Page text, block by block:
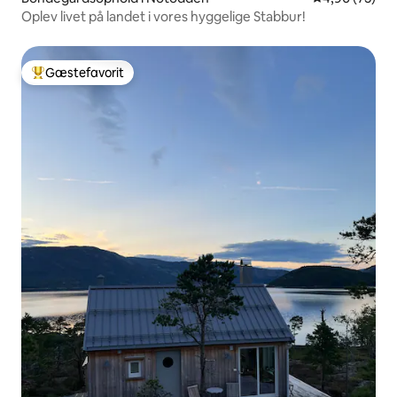
Oplev livet på landet i vores hyggelige Stabbur!
Bedste gæstefavorit
Gæstefavorit